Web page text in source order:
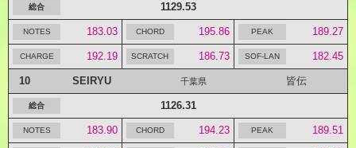
1129.53
183.03 195.86 189.27
192.19 186.73 182.45
10 SEIRYU 千葉県 皆伝
1126.31
183.90 194.23 189.51